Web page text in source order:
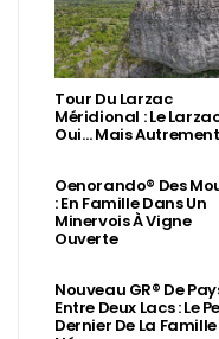
Tour Du Larzac
Méridional : Le
Oui… Mais
Oenorando® Des
: En Famille Dans Un
Minervois À Vigne
Ouverte
Nouveau GR® De
Entre Deux Lacs : Le
Dernier De La Famille